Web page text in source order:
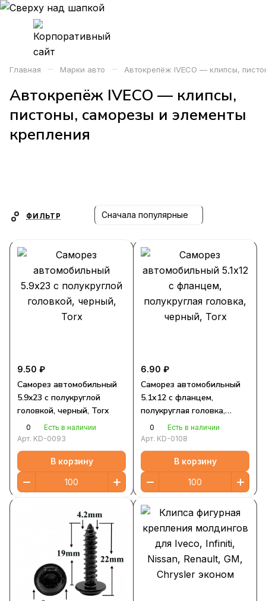
Главная – Марки авто – Автокрепёж IVECO — клипсы,
Автокрепёж IVECO — клипсы,
пистоны, саморезы и элементы
крепления
ФИЛЬТР Сначала популярные
9.50 ₽
Саморез автомобильный
5.9x23 с полукруглой
головкой, черный, Torx
0
Есть в наличии
Арт. KD-0093
В корзину
6.90 ₽
Саморез автомобильный
5.1х12 с фланцем,
полукруглая головка,
черный, Torx
0
Есть в наличии
Арт. KD-0108
В корзину